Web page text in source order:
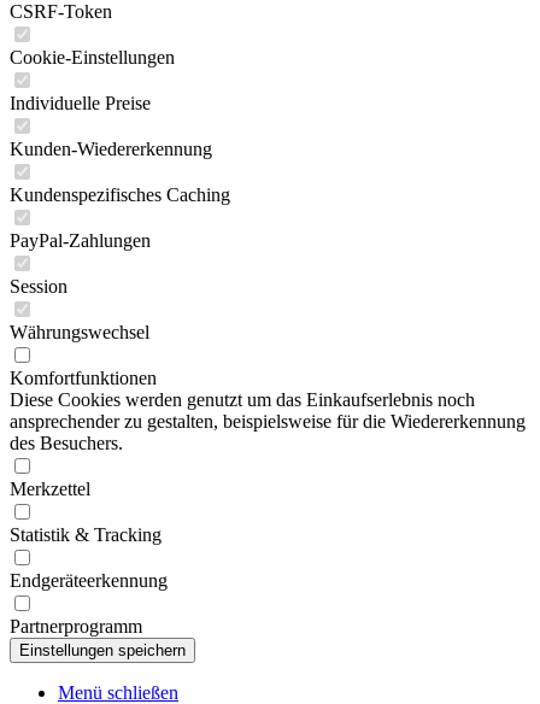
CSRF-Token
Cookie-Einstellungen
Individuelle Preise
Kunden-Wiedererkennung
Kundenspezifisches Caching
PayPal-Zahlungen
Session
Währungswechsel
Komfortfunktionen
Diese Cookies werden genutzt um das Einkaufserlebnis noch
ansprechender zu gestalten, beispielsweise für die Wiedererkennung
des Besuchers.
Merkzettel
Statistik & Tracking
Endgeräteerkennung
Partnerprogramm
Menü schließen